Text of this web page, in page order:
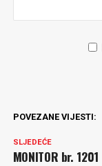
POVEZANE VIJESTI:
SLJEDEĆE
MONITOR br. 1201